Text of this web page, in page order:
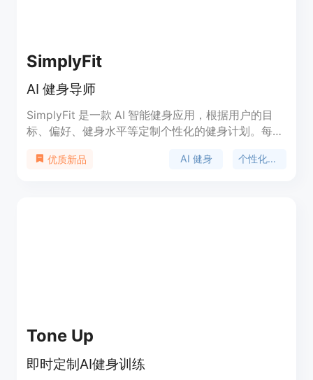
SimplyFit
AI 健身导师
SimplyFit 是一款 AI 智能健身应用，根据用户的目
标、偏好、健身水平等定制个性化的健身计划。每日
间限制等。帮助用户打破瓶颈、养成健康的锻炼习
优质新品 AI 健身 个性化健身计划
Tone Up
即时定制AI健身训练